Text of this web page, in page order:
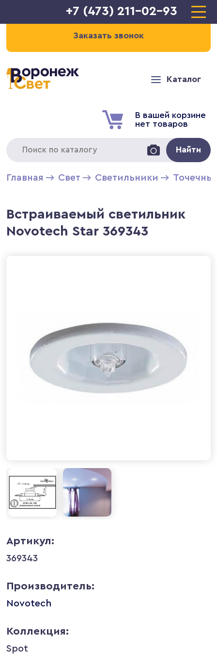
+7 (473) 211-02-93
Заказать звонок
Каталог
В вашей корзине
нет товаров
Найти
Главная Свет Светильники
Встраиваемый светильник
Novotech Star 369343
Артикул:
369343
Производитель:
Novotech
Коллекция:
Spot